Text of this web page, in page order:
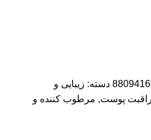
دسته: زیبایی و
پوست, مرطوب کننده و